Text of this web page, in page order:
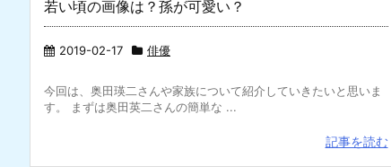
若い頃の画像は？孫が可愛い？
2019-02-17 俳優
今回は、奥田瑛二さんや家族について紹介していきたいと思いま
す。 まずは奥田英二さんの簡単な ...
記事を読む